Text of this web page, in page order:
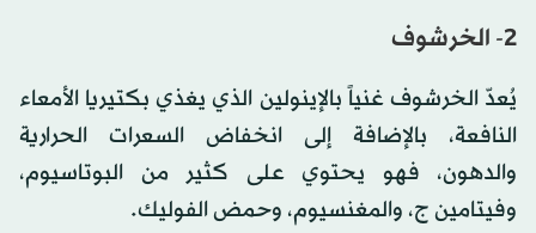
2- الخرشوف
يُعدّ الخرشوف غنياً بالإينولين الذي يغذي بكتيريا الأمعاء
النافعة، بالإضافة إلى انخفاض السعرات الحرارية
والدهون، فهو يحتوي على كثير من البوتاسيوم،
وفيتامين ج، والمغنسيوم، وحمض الفوليك.